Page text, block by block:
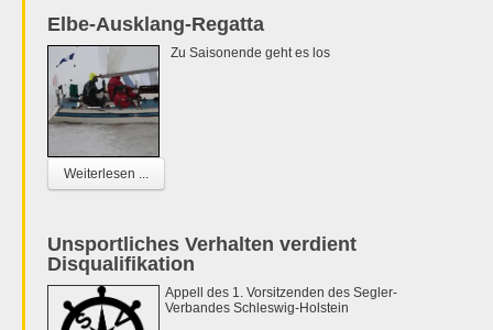
Elbe-Ausklang-Regatta
Zu Saisonende geht es los
Weiterlesen ...
Unsportliches Verhalten verdient
Disqualifikation
Appell des 1. Vorsitzenden des Segler-
Verbandes Schleswig-Holstein